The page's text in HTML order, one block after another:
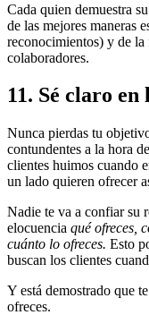
Cada quien demuestra
de las mejores maneras
reconocimientos) y de
colaboradores.
11. Sé claro en
Nunca pierdas tu
contundentes a la hora
clientes huimos cuando
un lado quieren ofrecer
Nadie te va a confiar su
elocuencia qué ofreces,
cuánto lo ofreces. Esto
buscan los clientes
Y está demostrado que
ofreces.